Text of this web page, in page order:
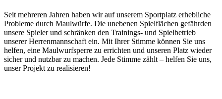
Seit mehreren Jahren haben wir auf unserem Sportplatz erhebliche
Probleme durch Maulwürfe. Die unebenen Spielflächen gefährden
unsere Spieler und schränken den Trainings- und Spielbetrieb
unserer Herrenmannschaft ein. Mit Ihrer Stimme können Sie uns
helfen, eine Maulwurfsperre zu errichten und unseren Platz wieder
sicher und nutzbar zu machen. Jede Stimme zählt – helfen Sie uns,
unser Projekt zu realisieren!